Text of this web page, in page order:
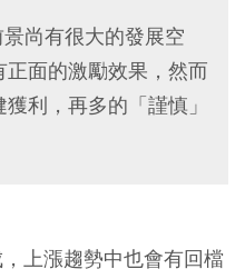
尚有很大的發展空
面的激勵效果，然而
利，再多的「謹慎」
上漲趨勢中也會有回檔